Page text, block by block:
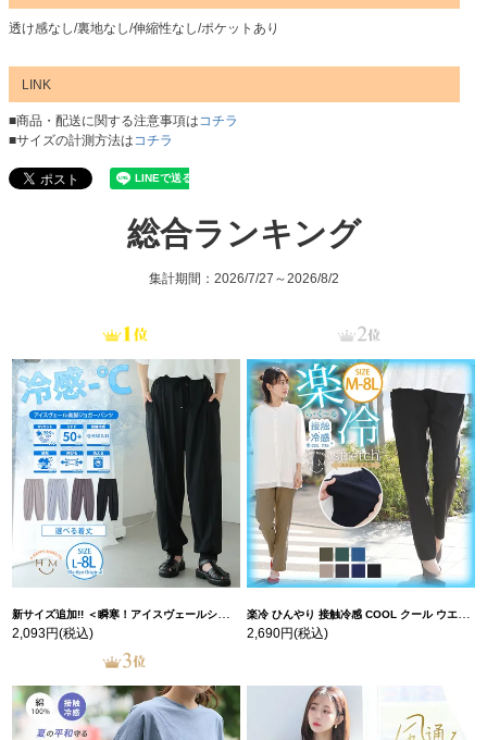
透け感なし/裏地なし/伸縮性なし/ポケットあり
LINK
■商品・配送に関する注意事項はコチラ
■サイズの計測方法はコチラ
総合ランキング
集計期間：2026/7/27～2026/8/2
新サイズ追加!! ＜瞬寒！アイスヴェールシリーズ＞ 美脚 ジョガーパンツ 【ウェストゴム】 【ストレッチ】 | 大きいサイズの通販ならハッピーマリリン
2,093円(税込)
楽冷 ひんやり 接触冷感 COOL クール ウエストゴム 楽ちん ストレッチ 美脚 レギパン 【ストレッチ】 | 大きいサイズの通販ならハッピーマリリン
2,690円(税込)